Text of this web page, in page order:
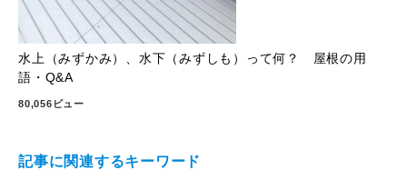
水上（みずかみ）、水下（みずしも）って何？ 屋根の用
語・Q&A
80,056ビュー
記事に関連するキーワード